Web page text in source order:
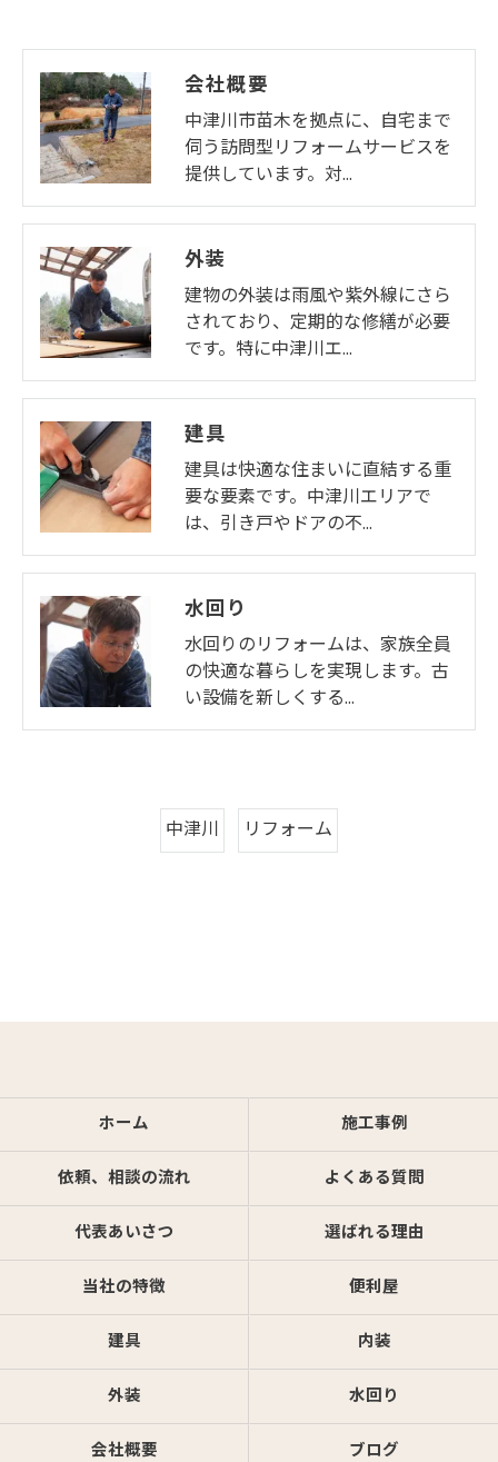
会社概要
中津川市苗木を拠点に、自宅まで
伺う訪問型リフォームサービスを
提供しています。対…
外装
建物の外装は雨風や紫外線にさら
されており、定期的な修繕が必要
です。特に中津川エ…
建具
建具は快適な住まいに直結する重
要な要素です。中津川エリアで
は、引き戸やドアの不…
水回り
水回りのリフォームは、家族全員
の快適な暮らしを実現します。古
い設備を新しくする…
中津川 リフォーム
ホーム 施工事例
依頼、相談の流れ よくある質問
代表あいさつ 選ばれる理由
当社の特徴 便利屋
建具 内装
外装 水回り
会社概要 ブログ